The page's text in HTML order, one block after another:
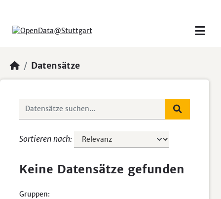
Datensätze
Sortieren nach
Keine Datensätze gefunden
Gruppen: